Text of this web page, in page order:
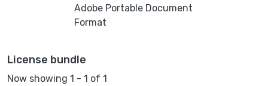
Adobe Portable Document
Format
License bundle
Now showing 1 - 1 of 1